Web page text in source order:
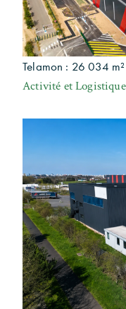
Telamon : 26 034
Activité et